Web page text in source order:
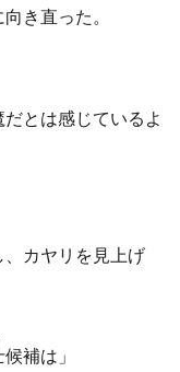
き直った。
とは感じているよ
カヤリを見上げ
候補は」